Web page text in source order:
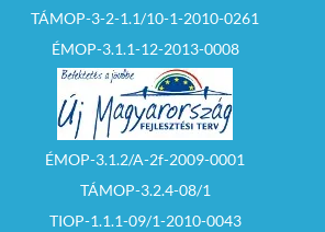
TÁMOP-3-2-1.1/10-1-2010-0261
ÉMOP-3.1.1-12-2013-0008
ÉMOP-3.1.2/A-2f-2009-0001
TÁMOP-3.2.4-08/1
TIOP-1.1.1-09/1-2010-0043